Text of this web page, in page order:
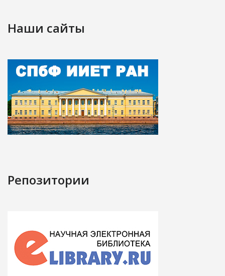
Наши сайты
Репозитории